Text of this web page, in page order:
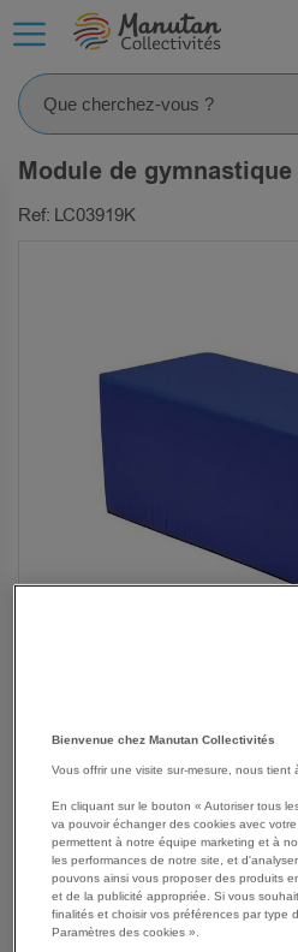
Module de
Ref: LC03919K
SKIP
BEGINNING
Les avantages
Poignées de transport pour
votre module.
Mousse polyester de densité 30
Bienvenue chez Manutan Collectivités
Vous offrir une visite sur-mesure, nous tient
En cliquant sur le bouton « Autoriser tous
va pouvoir échanger des cookies avec
permettent à notre équipe marketing et à
les performances de notre site, et
pouvons ainsi vous proposer des produits
et de la publicité appropriée. Si vous
finalités et choisir vos préférences par type
Paramètres des cookies ».